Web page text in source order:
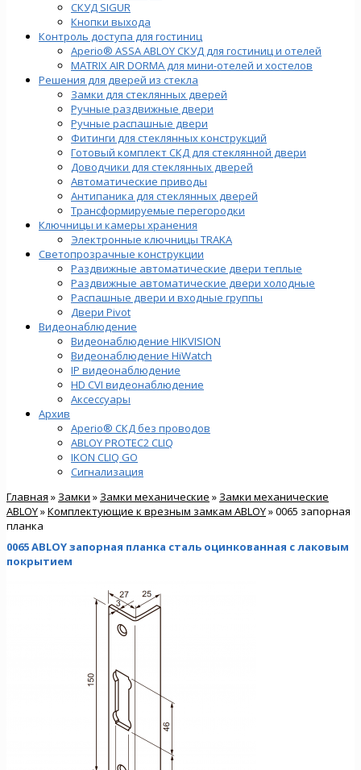
СКУД SIGUR
Кнопки выхода
Контроль доступа для гостиниц
Aperio® ASSA ABLOY СКУД для гостиниц и отелей
MATRIX AIR DORMA для мини-отелей и хостелов
Решения для дверей из стекла
Замки для стеклянных дверей
Ручные раздвижные двери
Ручные распашные двери
Фитинги для стеклянных конструкций
Готовый комплект СКД для стеклянной двери
Доводчики для стеклянных дверей
Автоматические приводы
Антипаника для стеклянных дверей
Трансформируемые перегородки
Ключницы и камеры хранения
Электронные ключницы TRAKA
Светопрозрачные конструкции
Раздвижные автоматические двери теплые
Раздвижные автоматические двери холодные
Распашные двери и входные группы
Двери Pivot
Видеонаблюдение
Видеонаблюдение HIKVISION
Видеонаблюдение HiWatch
IP видеонаблюдение
HD CVI видеонаблюдение
Аксессуары
Архив
Aperio® СКД без проводов
ABLOY PROTEC2 CLIQ
IKON CLIQ GO
Сигнализация
Главная » Замки » Замки механические » Замки механические
ABLOY»Комплектующие к врезным замкам ABLOY» 0065 запорная
планка
0065 ABLOY запорная планка сталь оцинкованная с лаковым
покрытием